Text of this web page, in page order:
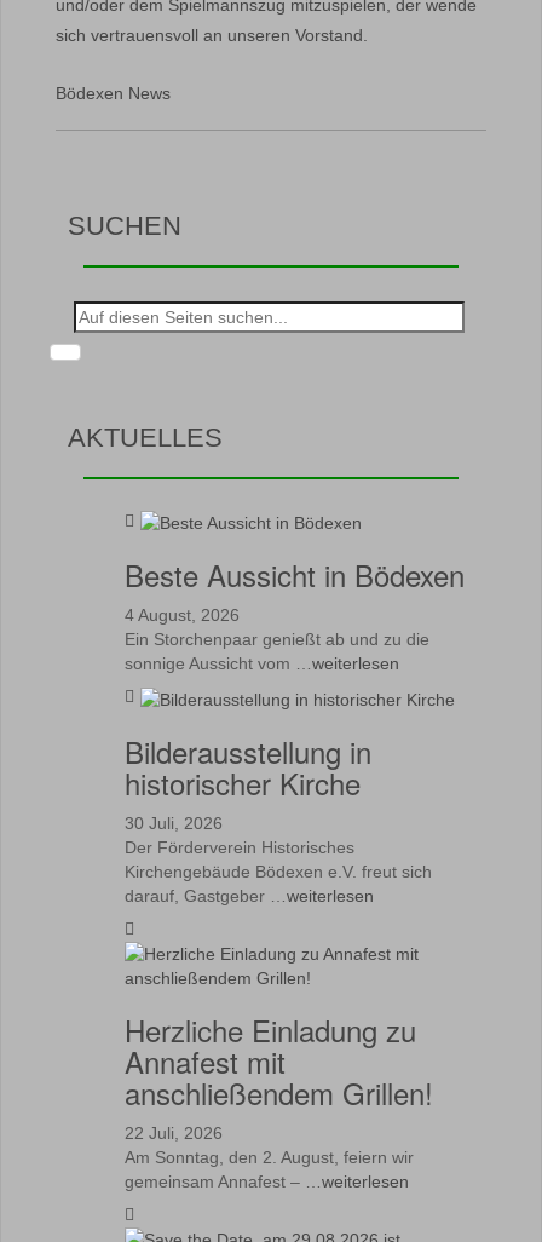
und/oder dem Spielmannszug mitzuspielen, der wende
sich vertrauensvoll an unseren Vorstand.
Bödexen News
SUCHEN
Suche
nach:
AKTUELLES
Beste Aussicht in Bödexen
4 August, 2026
Ein Storchenpaar genießt ab und zu die
sonnige Aussicht vom …weiterlesen
Bilderausstellung in
historischer Kirche
30 Juli, 2026
Der Förderverein Historisches
Kirchengebäude Bödexen e.V. freut sich
darauf, Gastgeber … weiterlesen
Herzliche Einladung zu
Annafest mit
anschließendem Grillen!
22 Juli, 2026
Am Sonntag, den 2. August, feiern wir
gemeinsam Annafest – … weiterlesen